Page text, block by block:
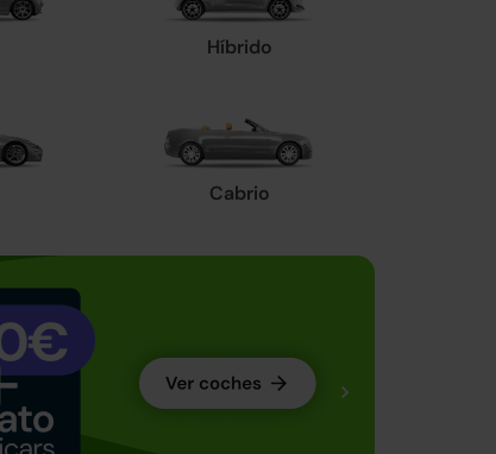
Híbrido
Cabrio